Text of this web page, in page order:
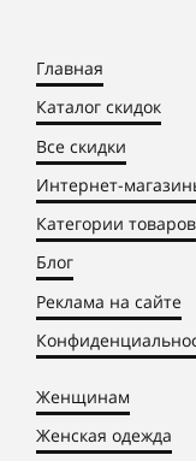
Главная
Каталог скидок
Все скидки
Интернет-
Категории товаров
Блог
Реклама на сайте
Женщинам
Женская одежда